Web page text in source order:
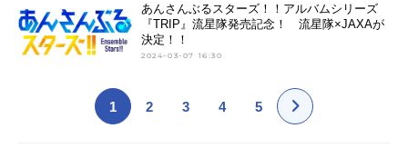
あんさんぶるスターズ！！アルバムシリーズ
『TRIP』流星隊発売記念！ 流星隊×JAXAが
決定！！
2024-03-07 16:30
1 2 3 4 5